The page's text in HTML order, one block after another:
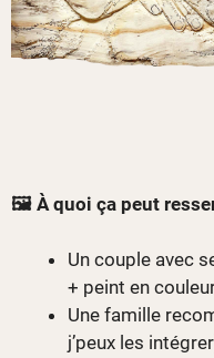
🖼️ À quoi ça peut
Un couple avec
+ peint en
Une famille
j’peux les